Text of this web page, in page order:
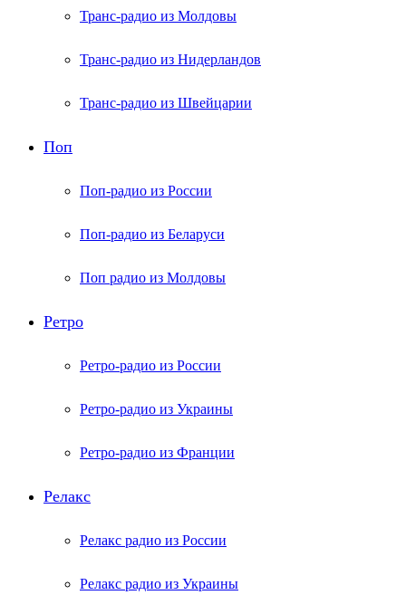
Транс-радио из Молдовы
Транс-радио из Нидерландов
Транс-радио из Швейцарии
Поп
Поп-радио из России
Поп-радио из Беларуси
Поп радио из Молдовы
Ретро
Ретро-радио из России
Ретро-радио из Украины
Ретро-радио из Франции
Релакс
Релакс радио из России
Релакс радио из Украины